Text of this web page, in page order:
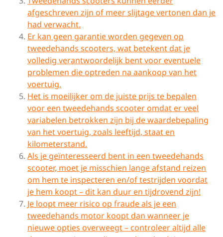
afgeschreven zijn of meer slijtage vertonen dan je
had verwacht.
Er kan geen garantie worden gegeven op
tweedehands scooters, wat betekent dat je
volledig verantwoordelijk bent voor eventuele
problemen die optreden na aankoop van het
voertuig.
Het is moeilijker om de juiste prijs te bepalen
voor een tweedehands scooter omdat er veel
variabelen betrokken zijn bij de waardebepaling
van het voertuig, zoals leeftijd, staat en
kilometerstand.
Als je geïnteresseerd bent in een tweedehands
scooter, moet je misschien lange afstand reizen
om hem te inspecteren en/of testrijden voordat
je hem koopt – dit kan duur en tijdrovend zijn!
Je loopt meer risico op fraude als je een
tweedehands motor koopt dan wanneer je
nieuwe opties overweegt – controleer altijd alle